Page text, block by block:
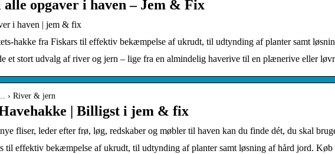
opgaver i haven – Jem & Fix
i haven | jem & fix
hakke fra Fiskars til effektiv bekæmpelse af ukrudt, til udtynding af planter samt
et stort udvalg af river og jern – lige fra en almindelig haverive til en plænerive eller
› River & jern
| Billigst i jem & fix
fliser, leder efter frø, løg, redskaber og møbler til haven kan du finde dét, du skal
til effektiv bekæmpelse af ukrudt, til udtynding af planter samt løsning af hård jord.